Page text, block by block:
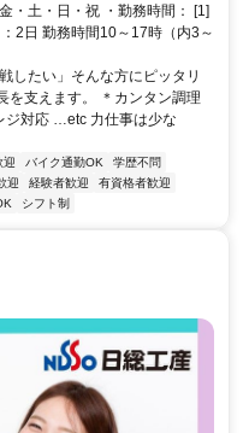
・土・日・祝 ・勤務時間： [1]
2日 勤務時間10～17時（内3～
したい」そんな方にピッタリ
支えます。 ＊カンタン調理
ジ対応 …etc 力仕事は少な
迎 バイク通勤OK
学歴不問
迎 経験者歓迎
有資格者歓迎
シフト制